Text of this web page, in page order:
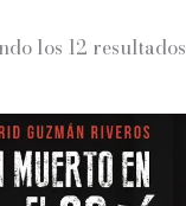
los 12 resultados